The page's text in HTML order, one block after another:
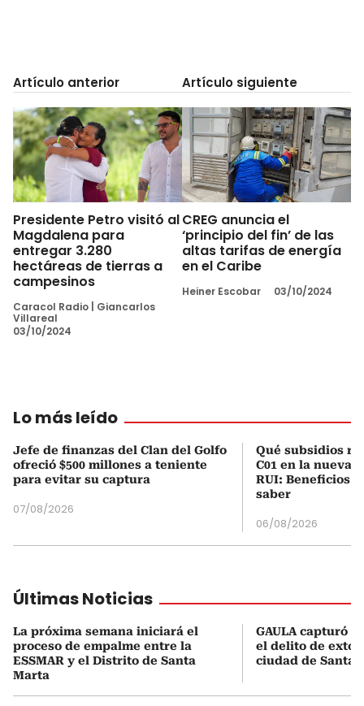
Artículo anterior
Presidente Petro visitó al
Magdalena para
entregar 3.280
hectáreas de tierras a
campesinos
Caracol Radio
Giancarlos
Villareal
03/10/2024
Artículo siguiente
CREG anuncia el
‘principio del fin’ de las
altas tarifas de energía
en el Caribe
Heiner Escobar 03/10/2024
Lo más leído
Jefe de finanzas del Clan del Golfo
ofreció $500 millones a teniente
para evitar su captura
07/08/2026
Qué subsidios
C01 en la nueva
RUI: Beneficios
saber
06/08/2026
Últimas Noticias
La próxima semana iniciará el
proceso de empalme entre la
ESSMAR y el Distrito de Santa
Marta
GAULA capturó a
el delito de
ciudad de Santa